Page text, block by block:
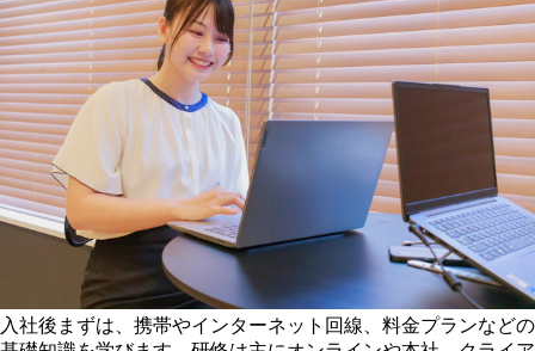
入社後まずは、携帯やインターネット回線、料金プランなどの